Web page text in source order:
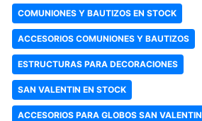
COMUNIONES Y BAUTIZOS EN STOCK
ACCESORIOS COMUNIONES Y BAUTIZOS
ESTRUCTURAS PARA DECORACIONES
SAN VALENTIN EN STOCK
ACCESORIOS PARA GLOBOS SAN VALENTIN